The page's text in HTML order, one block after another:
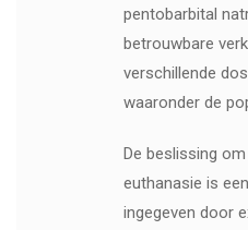
pentobarbital
betrouwbare
verschillende
waaronder de
De beslissing
euthanasie is
ingegeven door